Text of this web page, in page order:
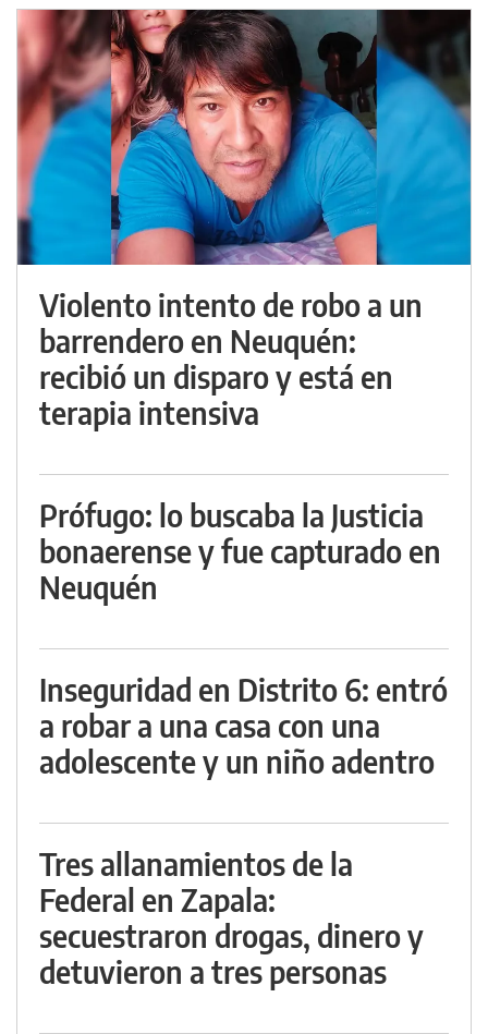
Violento intento de robo a un
barrendero en Neuquén:
recibió un disparo y está en
terapia intensiva
Prófugo: lo buscaba la Justicia
bonaerense y fue capturado en
Neuquén
Inseguridad en Distrito 6: entró
a robar a una casa con una
adolescente y un niño adentro
Tres allanamientos de la
Federal en Zapala:
secuestraron drogas, dinero y
detuvieron a tres personas